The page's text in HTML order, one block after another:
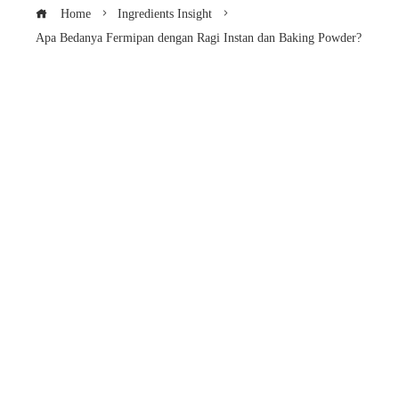
Home
Ingredients Insight
Apa Bedanya Fermipan dengan Ragi Instan dan Baking Powder?